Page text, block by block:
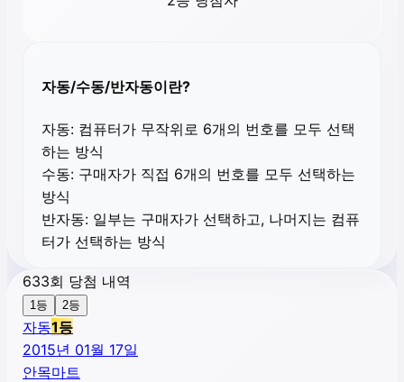
자동/수동/반자동이란?
자동: 컴퓨터가 무작위로 6개의 번호를 모두 선택
하는 방식
수동: 구매자가 직접 6개의 번호를 모두 선택하는
방식
반자동: 일부는 구매자가 선택하고, 나머지는 컴퓨
터가 선택하는 방식
633회 당첨 내역
1등 2등
자동1등
2015년 01월 17일
안목마트